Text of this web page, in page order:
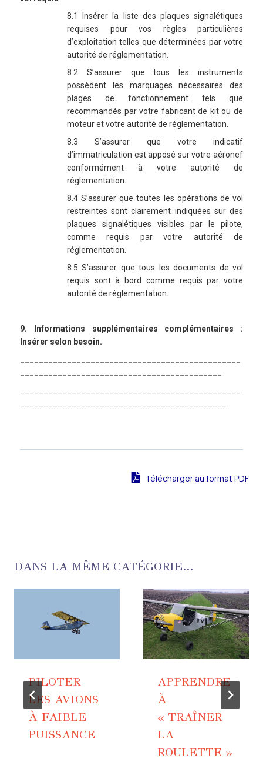
8.1 Insérer la liste des plaques signalétiques
requises pour vos règles particulières
d’exploitation telles que déterminées par votre
autorité de réglementation.
8.2 S’assurer que tous les instruments
possèdent les marquages nécessaires des
plages de fonctionnement tels que
recommandés par votre fabricant de kit ou de
moteur et votre autorité de réglementation.
8.3 S’assurer que votre indicatif
d’immatriculation est apposé sur votre aéronef
conformément à votre autorité de
réglementation.
8.4 S’assurer que toutes les opérations de vol
restreintes sont clairement indiquées sur des
plaques signalétiques visibles par le pilote,
comme requis par votre autorité de
réglementation.
8.5 S’assurer que tous les documents de vol
requis sont à bord comme requis par votre
autorité de réglementation.
9. Informations supplémentaires complémentaires :
Insérer selon besoin.
Télécharger au format PDF
DANS LA MÊME CATÉGORIE...
PILOTER
LES AVIONS
À FAIBLE
PUISSANCE
APPRENDRE
À
« TRAÎNER
LA
ROULETTE »